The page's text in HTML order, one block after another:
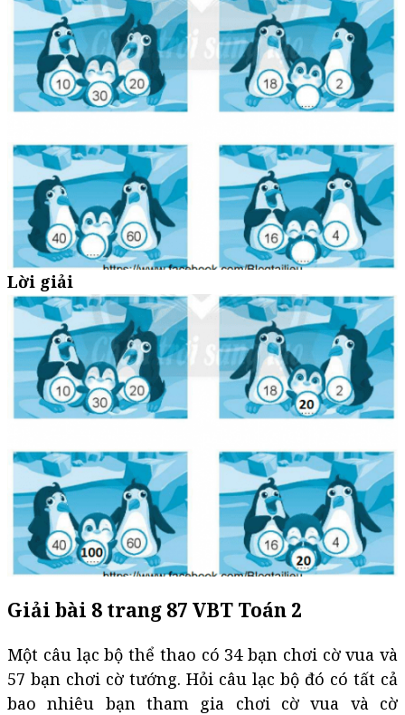
Lời giải
Giải bài 8 trang 87 VBT Toán 2
Một câu lạc bộ thể thao có 34 bạn chơi cờ vua và
57 bạn chơi cờ tướng. Hỏi câu lạc bộ đó có tất cả
bao nhiêu bạn tham gia chơi cờ vua và cờ